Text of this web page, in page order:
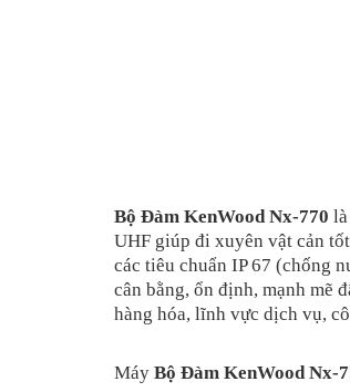
Bộ Đàm KenWood Nx-770
UHF giúp đi xuyên vật cản
các tiêu chuẩn IP 67 (chống
cân bằng, ổn định, mạnh mẽ
hàng hóa, lĩnh vực dịch vụ,
Máy Bộ Đàm KenWood Nx-